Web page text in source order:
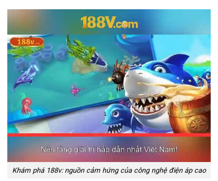
Khám phá 188v: nguồn cảm hứng của công nghệ điện áp cao